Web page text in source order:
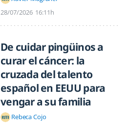
28/07/2026 16:11h
De cuidar pingüinos a
curar el cáncer: la
cruzada del talento
español en EEUU para
vengar a su familia
Rebeca Cojo